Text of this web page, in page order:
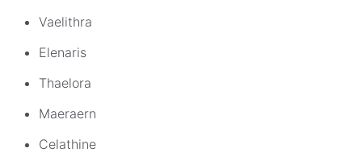
Vaelithra
Elenaris
Thaelora
Maeraern
Celathine